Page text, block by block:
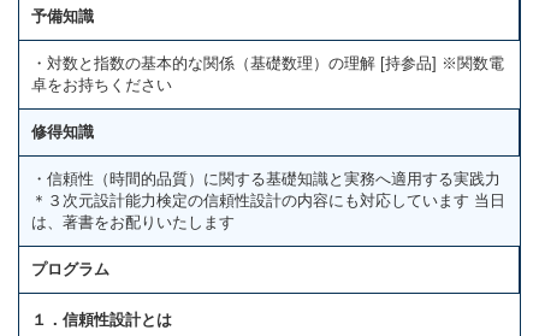
予備知識
・対数と指数の基本的な関係（基礎数理）の理解 [持参品] ※関数電
卓をお持ちください
修得知識
・信頼性（時間的品質）に関する基礎知識と実務へ適用する実践力
＊３次元設計能力検定の信頼性設計の内容にも対応しています 当日
は、著書をお配りいたします
プログラム
１．信頼性設計とは